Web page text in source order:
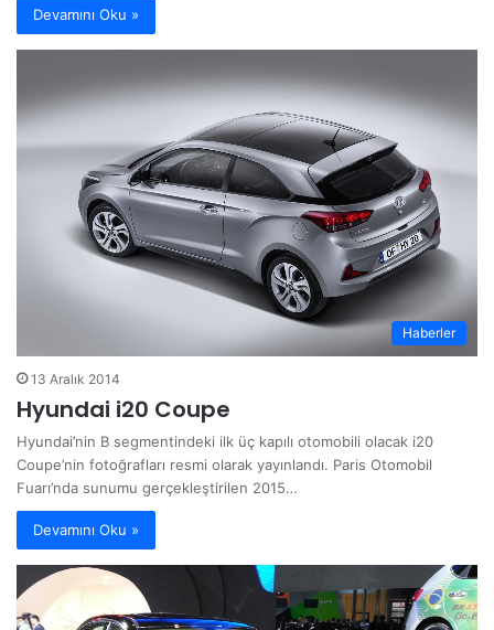
Devamını Oku »
Haberler
13 Aralık 2014
Hyundai i20 Coupe
Hyundai’nin B segmentindeki ilk üç kapılı otomobili olacak i20
Coupe’nin fotoğrafları resmi olarak yayınlandı. Paris Otomobil
Fuarı’nda sunumu gerçekleştirilen 2015…
Devamını Oku »